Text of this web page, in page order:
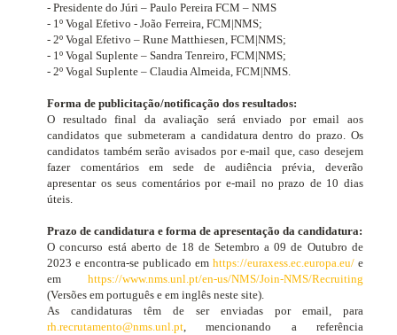
- Presidente do Júri – Paulo Pereira FCM – NMS
- 1º Vogal Efetivo - João Ferreira, FCM|NMS;
- 2º Vogal Efetivo – Rune Matthiesen, FCM|NMS;
- 1º Vogal Suplente – Sandra Tenreiro, FCM|NMS;
- 2º Vogal Suplente – Claudia Almeida, FCM|NMS.
Forma de publicitação/notificação dos resultados:
O resultado final da avaliação será enviado por email aos
candidatos que submeteram a candidatura dentro do prazo. Os
candidatos também serão avisados por e-mail que, caso desejem
fazer comentários em sede de audiência prévia, deverão
apresentar os seus comentários por e-mail no prazo de 10 dias
úteis.
Prazo de candidatura e forma de apresentação da candidatura:
O concurso está aberto de 18 de Setembro a 09 de Outubro de
2023 e encontra-se publicado em https://euraxess.ec.europa.eu/e
em https://www.nms.unl.pt/en-us/NMS/Join-NMS/Recruiting
(Versões em português e em inglês neste site).
As candidaturas têm de ser enviadas por email, para
rh.recrutamento@nms.unl.pt, mencionando a referência